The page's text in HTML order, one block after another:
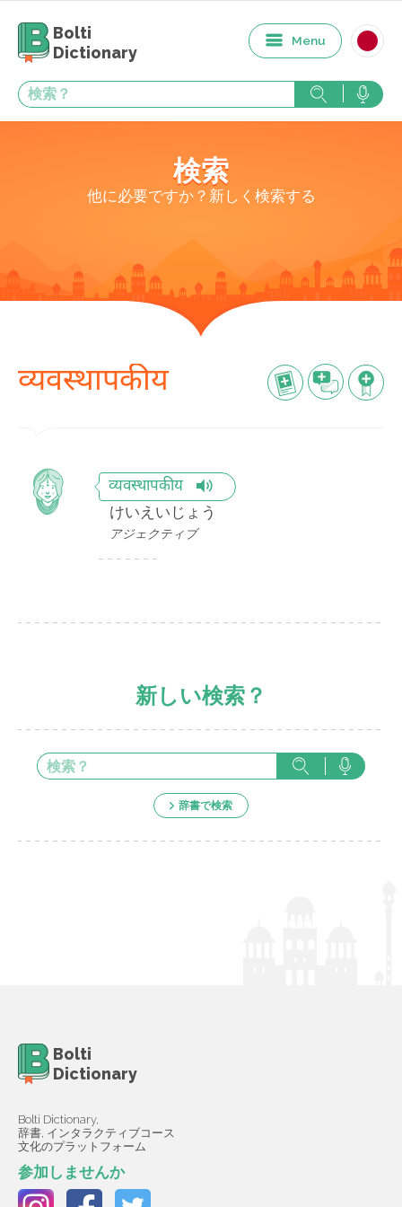
Bolti
Dictionary
Menu
検索
他に必要ですか？新しく検索する
व्यवस्थापकीय
व्यवस्थापकीय
けいえいじょう
アジェクティブ
新しい検索？
辞書で検索
Bolti
Dictionary
Bolti Dictionary,
辞書, インタラクティブコース
文化のプラットフォーム
参加しませんか